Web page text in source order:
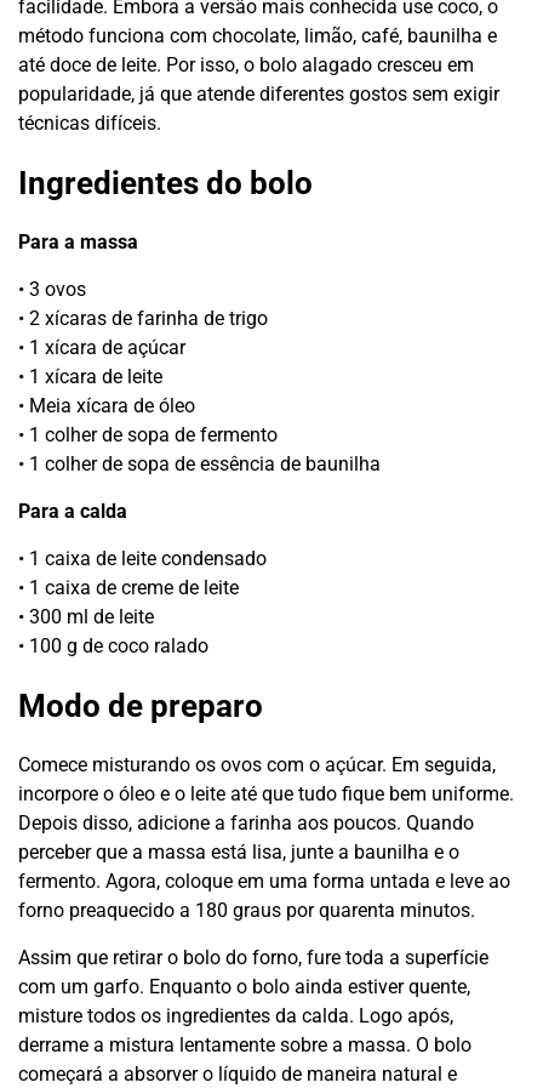
facilidade. Embora a versão mais conhecida use coco, o
método funciona com chocolate, limão, café, baunilha e
até doce de leite. Por isso, o bolo alagado cresceu em
popularidade, já que atende diferentes gostos sem exigir
técnicas difíceis.
Ingredientes do bolo
Para a massa
• 3 ovos
• 2 xícaras de farinha de trigo
• 1 xícara de açúcar
• 1 xícara de leite
• Meia xícara de óleo
• 1 colher de sopa de fermento
• 1 colher de sopa de essência de baunilha
Para a calda
• 1 caixa de leite condensado
• 1 caixa de creme de leite
• 300 ml de leite
• 100 g de coco ralado
Modo de preparo
Comece misturando os ovos com o açúcar. Em seguida,
incorpore o óleo e o leite até que tudo fique bem uniforme.
Depois disso, adicione a farinha aos poucos. Quando
perceber que a massa está lisa, junte a baunilha e o
fermento. Agora, coloque em uma forma untada e leve ao
forno preaquecido a 180 graus por quarenta minutos.
Assim que retirar o bolo do forno, fure toda a superfície
com um garfo. Enquanto o bolo ainda estiver quente,
misture todos os ingredientes da calda. Logo após,
derrame a mistura lentamente sobre a massa. O bolo
começará a absorver o líquido de maneira natural e